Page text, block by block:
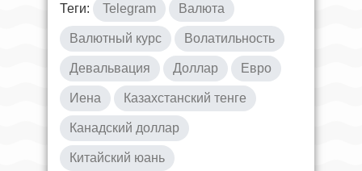
Теги: Telegram Валюта
Валютный курс Волатильность
Девальвация Доллар Евро
Иена Казахстанский тенге
Канадский доллар
Китайский юань